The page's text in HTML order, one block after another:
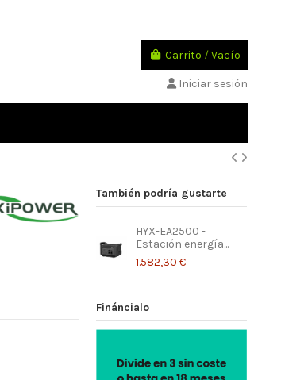
Carrito /Vacío
Iniciar sesión
También podría gustarte
HYX-EA2500 -
Estación energía...
1.582,30 €
Fináncialo